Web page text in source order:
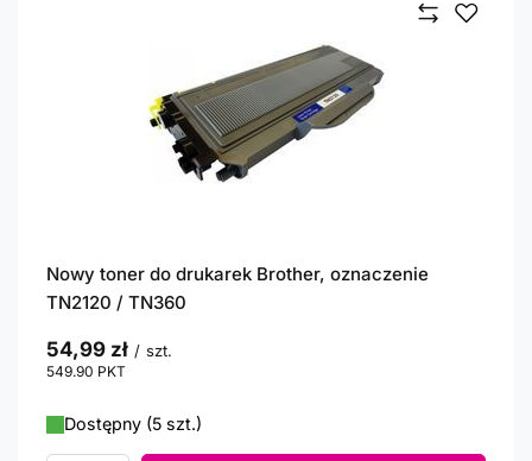
Nowy toner do drukarek Brother, oznaczenie
TN2120 / TN360
54,99 zł / szt.
549.90 PKT
Dostępny (5 szt.)